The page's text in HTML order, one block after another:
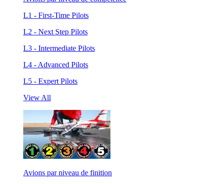
L1 - First-Time Pilots
L2 - Next Step Pilots
L3 - Intermediate Pilots
L4 - Advanced Pilots
L5 - Expert Pilots
View All
Avions par niveau de finition